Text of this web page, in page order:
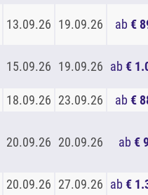
13.09.26 19.09.26 ab €
15.09.26 19.09.26 ab €
18.09.26 23.09.26 ab €
20.09.26 20.09.26 ab €
20.09.26 27.09.26 ab €